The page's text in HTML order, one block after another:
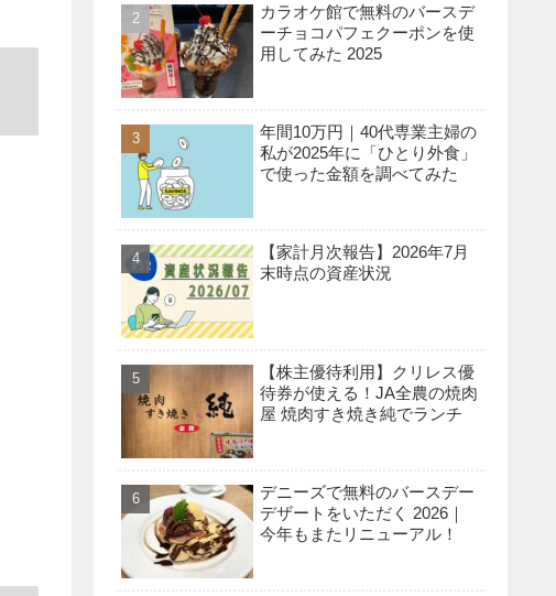
カラオケ館で無料のバースデ
ーチョコパフェクーポンを使
用してみた 2025
年間10万円｜40代専業主婦の
私が2025年に「ひとり外食」
で使った金額を調べてみた
【家計月次報告】2026年7月
末時点の資産状況
【株主優待利用】クリレス優
待券が使える！JA全農の焼肉
屋 焼肉すき焼き純でランチ
デニーズで無料のバースデー
デザートをいただく 2026｜
今年もまたリニューアル！